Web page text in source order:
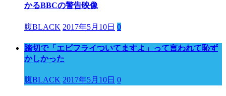
かるBBCの警告映像
腹BLACK 2017年5月10日 0
踏切で「エビフライついてますよ」って言われて恥ず
かしかった
腹BLACK 2017年5月10日 0